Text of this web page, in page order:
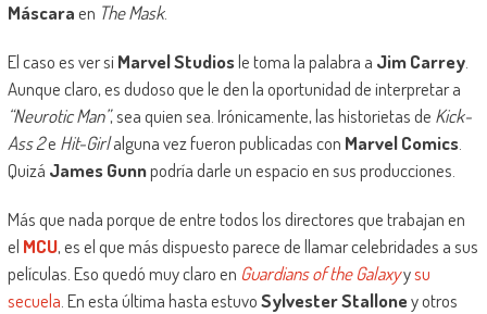
Máscaraen The Mask.
El caso es ver siMarvel Studiosle toma la palabra a Jim Carrey.
Aunque claro, es dudoso que le den la oportunidad de interpretar a
“Neurotic Man”, sea quien sea. Irónicamente, las historietas de Kick-
Ass 2e Hit-Girlalguna vez fueron publicadas con Marvel Comics.
Quizá James Gunnpodría darle un espacio en sus producciones.
Más que nada porque de entre todos los directores que trabajan en
el MCU, es el que más dispuesto parece de llamar celebridades a sus
películas. Eso quedó muy claro en Guardians of the Galaxyysu
secuela . En esta última hasta estuvoSylvester Stalloney otros